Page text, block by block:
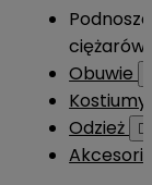
ciężarów
Obuwie
Kostiumy
Odzież
